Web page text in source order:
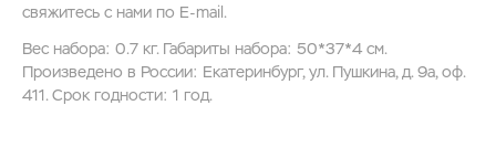
свяжитесь с нами по E-mail.
Вес набора: 0.7 кг. Габариты набора: 50*37*4 см.
Произведено в России: Екатеринбург, ул. Пушкина, д. 9а, оф.
411. Срок годности: 1 год.